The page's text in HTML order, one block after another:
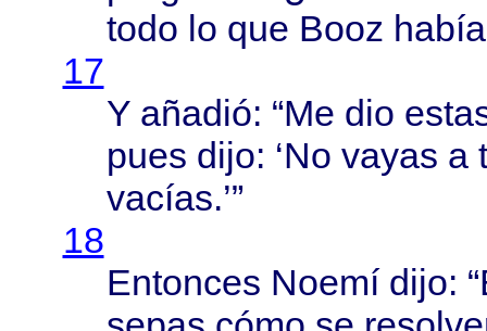
todo lo que Booz había
17
Y añadió: “Me dio
pues dijo: ‘No vayas a
vacías.’”
18
Entonces Noemí dijo: “